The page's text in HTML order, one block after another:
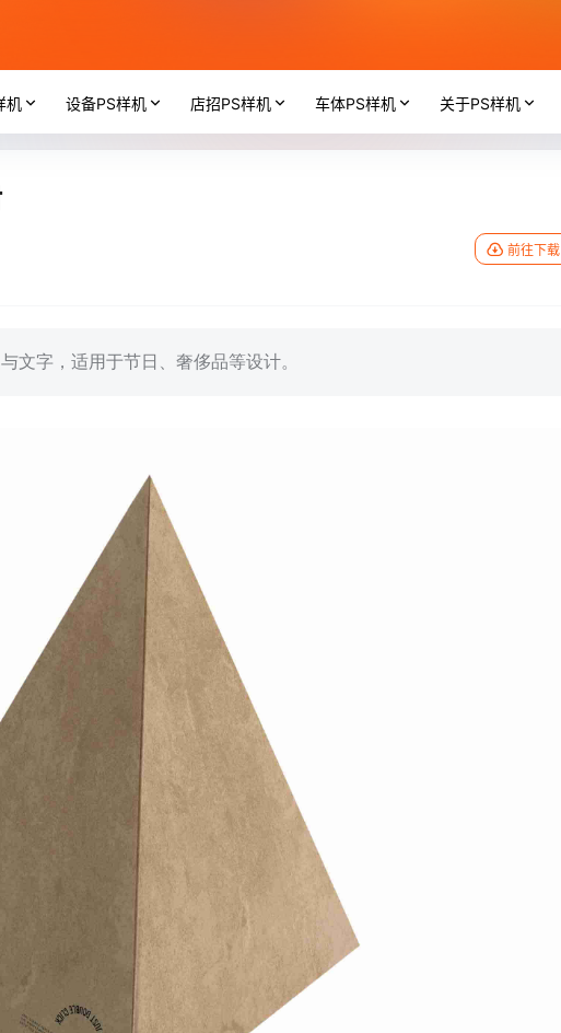
机 设备PS样机 店招PS样机 车体PS样机 关于PS样机
前往下载
文字，适用于节日、奢侈品等设计。